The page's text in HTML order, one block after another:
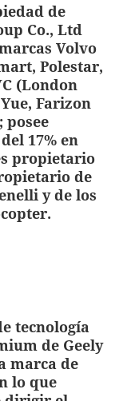
de
Co., Ltd
Volvo
Polestar,
(London
Farizon
posee
17% en
propietario
de
y de los
tecnología
de Geely
marca de
lo que